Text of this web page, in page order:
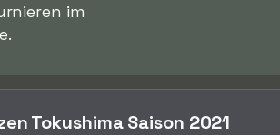
im
Tokushima Saison 2021